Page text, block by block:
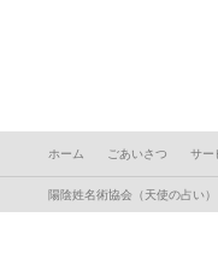
ホーム ごあいさつ サー
陽陰姓名術協会（天使の占い